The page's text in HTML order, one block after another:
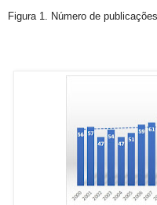
Figura 1. Número de